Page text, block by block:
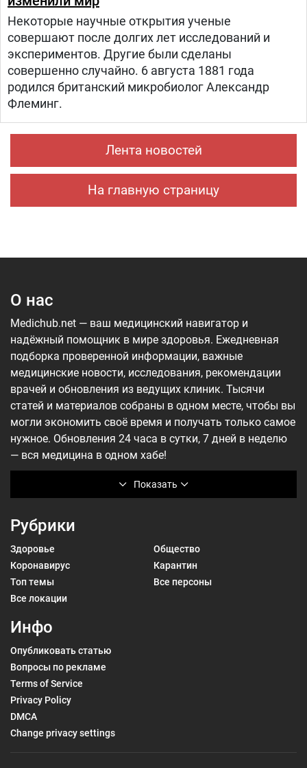
Некоторые научные открытия ученые
совершают после долгих лет исследований и
экспериментов. Другие были сделаны
совершенно случайно. 6 августа 1881 года
родился британский микробиолог Александр
Флеминг.
Лента новостей
На главную страницу
О нас
Показать
Medichub.net — ваш медицинский навигатор и
надёжный помощник в мире здоровья. Ежедневная
подборка проверенной информации, важные
медицинские новости, исследования, рекомендации
врачей и обновления из ведущих клиник. Тысячи
статей и материалов собраны в одном месте, чтобы вы
могли экономить своё время и получать только самое
нужное. Обновления 24 часа в сутки, 7 дней в неделю
— вся медицина в одном хабе!
Рубрики
Здоровье
Общество
Коронавирус
Карантин
Топ темы
Все персоны
Все локации
Инфо
Опубликовать статью
Вопросы по рекламе
Terms of Service
Privacy Policy
DMCA
Change privacy settings